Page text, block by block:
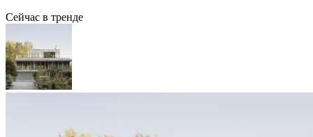
Сейчас в тренде